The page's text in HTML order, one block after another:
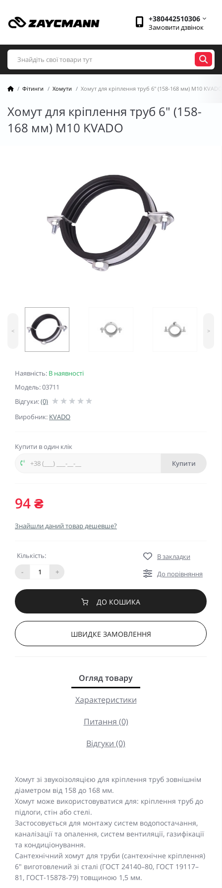
+380442510306
Замовити дзвінок
Фітинги Хомути Хомут для кріплення труб 6" (158-168 мм) М10 KVADO
Хомут для кріплення труб 6" (158-
168 мм) М10 KVADO
Наявність: В наявності
Модель: 03711
Відгуки:(0)
Виробник: KVADO
< >
Купити в один клік
Купити
94 ₴
Знайшли даний товар дешевше?
Кількість:
-
+
В закладки
До порівняння
ДО КОШИКА
ШВИДКЕ ЗАМОВЛЕННЯ
Огляд товару
Характеристики
Питання (0)
Відгуки (0)
Хомут зі звукоізоляцією для кріплення труб зовнішнім
діаметром від 158 до 168 мм.
Хомут може використовуватися для: кріплення труб до
підлоги, стін або стелі.
Застосовується для монтажу систем водопостачання,
каналізації та опалення, систем вентиляції, газифікації
та кондиціонування.
Сантехнічний хомут для труби (сантехнічне кріплення)
6" виготовлений зі сталі (ГОСТ 24140–80, ГОСТ 19117–
81, ГОСТ-15878-79) товщиною 1,5 мм.